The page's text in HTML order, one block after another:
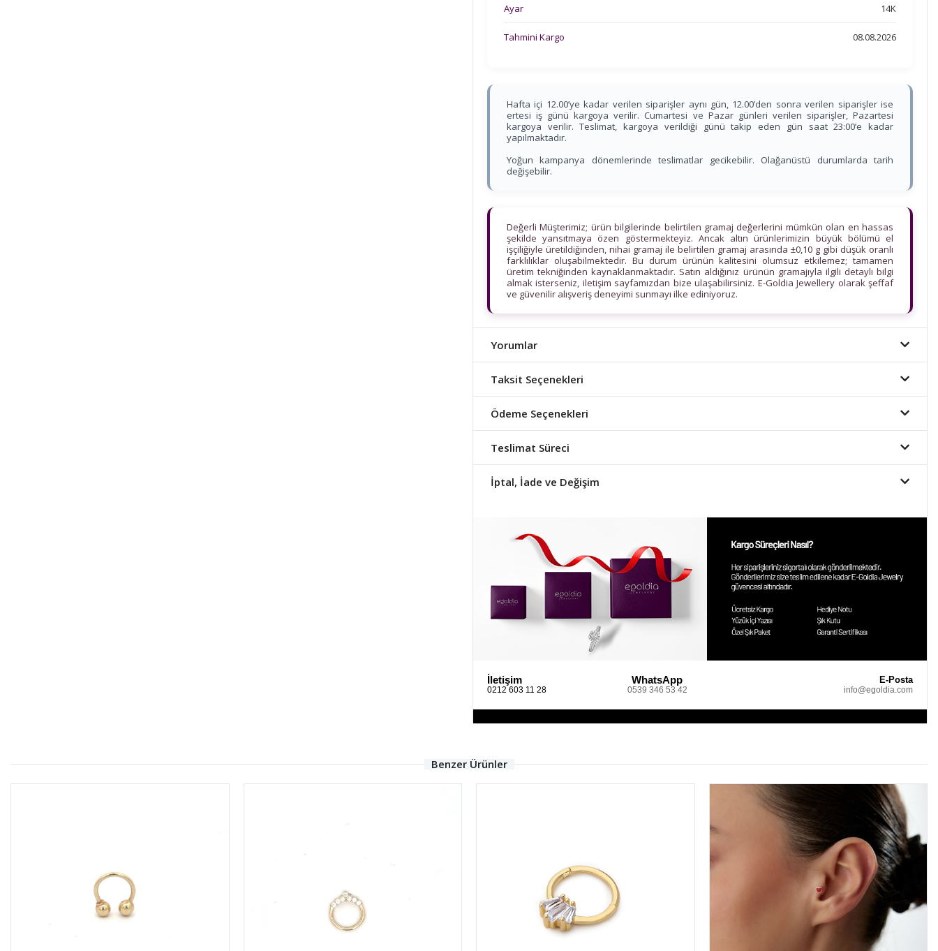
Ayar 14K
Tahmini Kargo 08.08.2026
Hafta içi 12.00’ye kadar verilen siparişler aynı gün, 12.00’den sonra verilen siparişler ise
ertesi iş günü kargoya verilir. Cumartesi ve Pazar günleri verilen siparişler, Pazartesi
kargoya verilir. Teslimat, kargoya verildiği günü takip eden gün saat 23:00’e kadar
yapılmaktadır.
Yoğun kampanya dönemlerinde teslimatlar gecikebilir. Olağanüstü durumlarda tarih
değişebilir.
Değerli Müşterimiz; ürün bilgilerinde belirtilen gramaj değerlerini mümkün olan en hassas
şekilde yansıtmaya özen göstermekteyiz. Ancak altın ürünlerimizin büyük bölümü el
işçiliğiyle üretildiğinden, nihai gramaj ile belirtilen gramaj arasında ±0,10 g gibi düşük oranlı
farklılıklar oluşabilmektedir. Bu durum ürünün kalitesini olumsuz etkilemez; tamamen
üretim tekniğinden kaynaklanmaktadır. Satın aldığınız ürünün gramajıyla ilgili detaylı bilgi
almak isterseniz, iletişim sayfamızdan bize ulaşabilirsiniz. E-Goldia Jewellery olarak şeffaf
ve güvenilir alışveriş deneyimi sunmayı ilke ediniyoruz.
Yorumlar
Taksit Seçenekleri
Ödeme Seçenekleri
Teslimat Süreci
İptal, İade ve Değişim
İletişim
0212 603 11 28
WhatsApp
0539 346 53 42
E-Posta
info@egoldia.com
Benzer Ürünler